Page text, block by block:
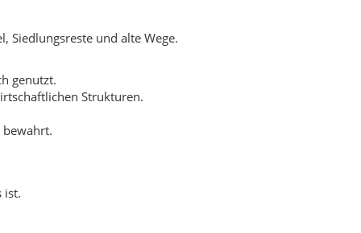
zog. Er orientierte sich nicht an Wegen, sondern nur
eine neue Quelle entdeckt haben soll – geführt
nichts. Wer aber geduldig ist, auf die Stille hört und